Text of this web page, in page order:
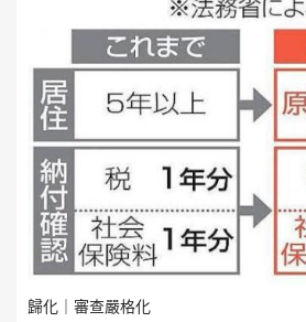
歸化｜審查嚴格化